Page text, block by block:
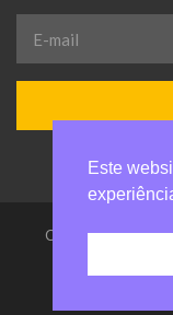
E-
mail
Casa da Criança
Este